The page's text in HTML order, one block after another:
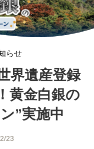
らせ
界遺産登録
黄金白銀の
”実施中
23